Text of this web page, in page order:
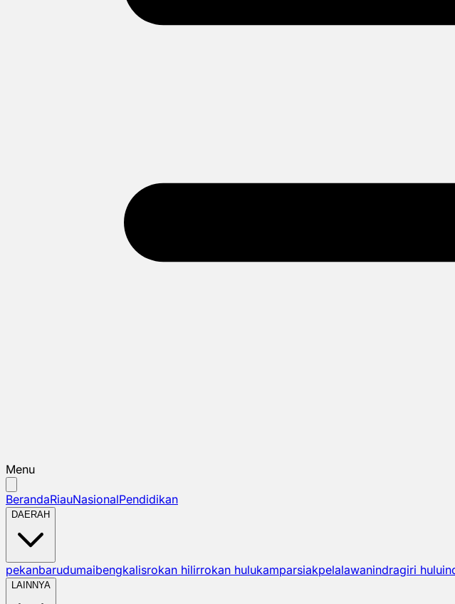
Menu
BerandaRiauNasionalPendidikan
DAERAH
pekanbarudumaibengkalisrokan hilirrokan hulukamparsiakpelalawanindragiri hulu
LAINNYA